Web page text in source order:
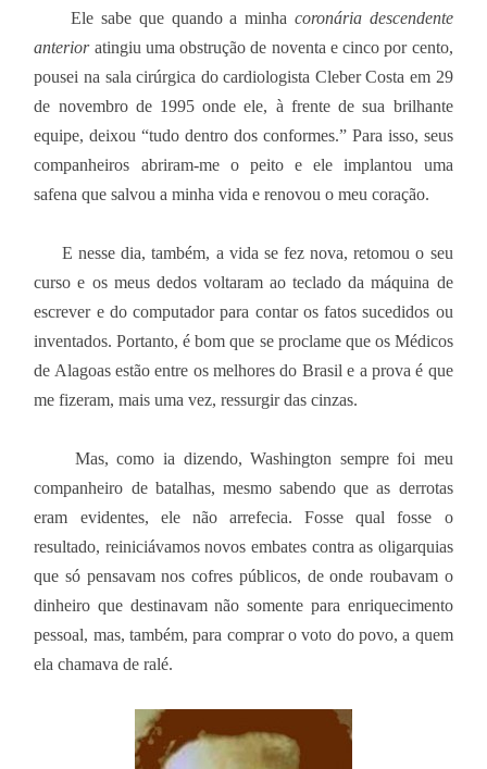
Ele sabe que quando a minha coronária descendente
anterioratingiu uma obstrução de noventa e cinco por cento,
pousei na sala cirúrgica do cardiologista Cleber Costa em 29
de novembro de 1995 onde ele, à frente de sua brilhante
equipe, deixou “tudo dentro dos conformes.” Para isso, seus
companheiros abriram-me o peito e ele implantou uma
safena que salvou a minha vida e renovou o meu coração.
E nesse dia, também, a vida se fez nova, retomou o seu
curso e os meus dedos voltaram ao teclado da máquina de
escrever e do computador para contar os fatos sucedidos ou
inventados. Portanto, é bom que se proclame que os Médicos
de Alagoas estão entre os melhores do Brasil e a prova é que
me fizeram, mais uma vez, ressurgir das cinzas.
Mas, como ia dizendo, Washington sempre foi meu
companheiro de batalhas, mesmo sabendo que as derrotas
eram evidentes, ele não arrefecia. Fosse qual fosse o
resultado, reiniciávamos novos embates contra as oligarquias
que só pensavam nos cofres públicos, de onde roubavam o
dinheiro que destinavam não somente para enriquecimento
pessoal, mas, também, para comprar o voto do povo, a quem
ela chamava de ralé.